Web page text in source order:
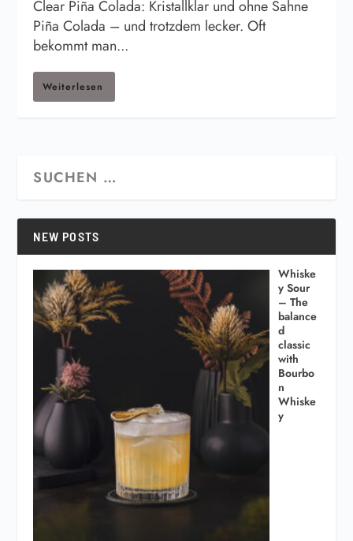
Clear Piña Colada: Kristallklar und ohne Sahne
Piña Colada – und trotzdem lecker. Oft
bekommt man...
Weiterlesen
NEW POSTS
Whiske
y Sour
– The
balance
d
classic
with
Bourbo
n
Whiske
y